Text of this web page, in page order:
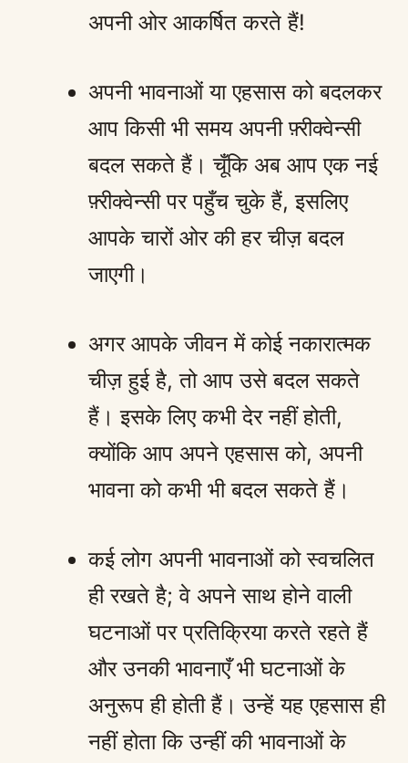
अपनी ओर आकर्षित करते हैं!
अपनी भावनाओं या एहसास को बदलकर
आप किसी भी समय अपनी फ़्रीक्वेन्सी
बदल सकते हैं। चूँकि अब आप एक नई
फ़्रीक्वेन्सी पर पहुँच चुके हैं, इसलिए
आपके चारों ओर की हर चीज़ बदल
जाएगी।
अगर आपके जीवन में कोई नकारात्मक
चीज़ हुई है, तो आप उसे बदल सकते
हैं। इसके लिए कभी देर नहीं होती,
क्योंकि आप अपने एहसास को, अपनी
भावना को कभी भी बदल सकते हैं।
कई लोग अपनी भावनाओं को स्वचलित
ही रखते है; वे अपने साथ होने वाली
घटनाओं पर प्रतिक्रिया करते रहते हैं
और उनकी भावनाएँ भी घटनाओं के
अनुरूप ही होती हैं। उन्हें यह एहसास ही
नहीं होता कि उन्हीं की भावनाओं के